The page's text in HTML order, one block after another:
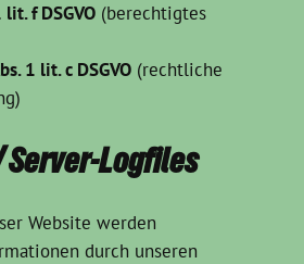
f DSGVO(berechtigtes
1 lit. c DSGVO(rechtliche
Server-Logfiles
Website werden
durch unseren